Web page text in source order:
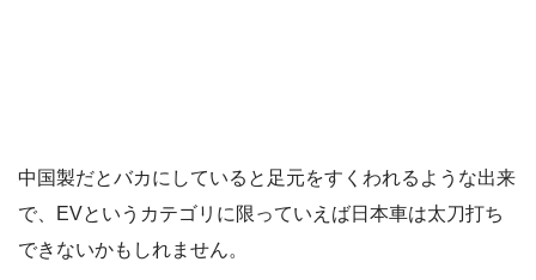
中国製だとバカにしていると足元をすくわれるような出来
で、EVというカテゴリに限っていえば日本車は太刀打ち
できないかもしれません。